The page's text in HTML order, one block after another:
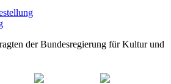
der Bundesregierung für Kultur und